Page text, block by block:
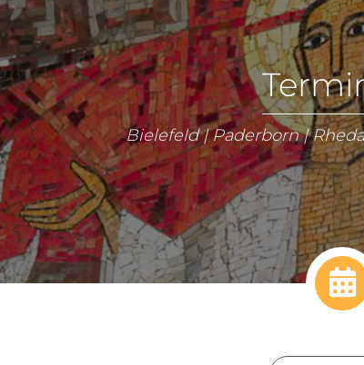
Bielefeld | Paderborn |